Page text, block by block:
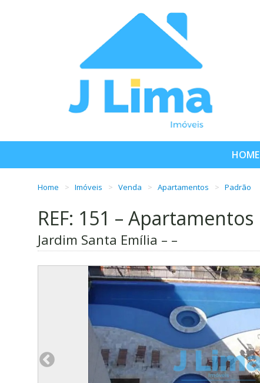
HOME
Home Imóveis Venda Apartamentos Padrão
REF: 151 – Apartamentos
Jardim Santa Emília – –